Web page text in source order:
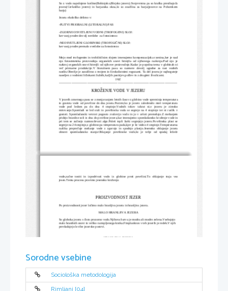
So z vodo napolnjene kotline(Bohinjsko,Blejsko jezero).Svojevrstna pa so kraška presihajoča
jezera(Cerkniško jezero) in barjanska okna,ki so značilna za barja(jezerce na Pohorskem
barju)
Jezera ekološko delimo v:
-PLITVI PRIOBALNI (LITORALNI) PAS
-ZGORNJI OSVETLJENI VODNI (TROFOGENI) SLOJ:
ker vanj prodre dovolj svetlobe  za fotosintezo
-NEOSVETLJENI GLOBINSKI (TROFOLIČNI) SLOJ:
ker vanj prodre premalo svetlobe za fotosintezo
Mejo med trofogenim in trofolitičnim slojem imenujemo kompenzacijska ravnina,ker je nad
njo fotosintetska proizvodnja organskih snovi hitrejša od njihovega razkroja.Pod njo je
razkroj organskih snovi hitrejši od njihove proizvodnje.Kadar je popolna tema v globinah ni
več primarne produkcije.V litoralnem pasu so razmere dovolj ugodne za rast vodnih
rastlin.Obrežje je zaraščeno z trstjem in širokolistnimi rogozami. Ta del jezera je najbogateje
naseljen z vodnimi ličinkami žuželk,kačjih pastirjev,polžev in z drugimi živalicami.
                                                                        JAZ
-----------------------------------------------------------------------------------------------------------------
KROŽENJE VODE V JEZERU
V jezerih zmernega pasu se z menjavanjem letnih časov z globino vode spreminja temperatura
in gostota vode od površine do dna jezera.Pozimi,ko je jezero zaledenelo meri temperatura
vode  pod  ledom   pa  do  dna  4  stopinje.Vodnih  tokov   takrat   ni,v  jezeru  je   zimsko
mirovanje.Spomladi se led stali in površinska voda se segreje na 4 stopinje ter ni razlik v
gostoti. Spomladanski vetrovi pogosto zvalovijo vodo in jo v celoti premešajo.Z mešanjem
pridejo hranilne soli iz dna do površine jezera,kar imenujemo spomladansko kroženje vode in
pri tem se začnejo razmnoževati alge.Poleti topli žarki segrejejo jezero.Površinska plast se
segreje na 24 stopinje,z globino pa temperatura pada,kjer je še vedno 4 stopinje.Temperaturna
razlika preprečuje mešanje vode z zgornjo in spodnjo plastjo.Jesensko ohlajanje jezera
obnovi   spomladansko   stanje.Ohlajanje   površinske   vode,ki   je   težje   od   spodaj   ležeče
vode,začne toniti in izpodrivati vodo iz globine proti površini.To ohlajanje traja vso
jesen.Temu procesu pravimo jesensko kroženje.
PROIZVODNOST JEZER
Po proizvodnosti jezer ločimo malo hranljiva jezera in hranljiva jezera.
MALO HRANLJIVA JEZERA
So globoka jezera s čisto prozorno vodo.Njihova barva je modra ali modro zelena.Vsebujejo
malo hranilnih snovi in veliko raztopljenega kisika.Fitoplankton v teh jezerih je redek.V njih
prevladujejo le ribe jezerske postrvi.
HRANLJIVA JEZERA
Mnoga alpska jezera je človek z onesnaževanjem z organskimi odplakami spremenil v
evtrofna jezera, oziroma jih je spremenil v hranljiv jezera,v katerih primanjkuje kisika.S
alg,ki padajo na dno in gnijejo.To povzroči nastanek strupenega vodikovega sulfida.Zaradi
tega se zaustavi kroženje vode v jezerih.
Sorodne vsebine
Sociološka metodologija
Rimljani [04]